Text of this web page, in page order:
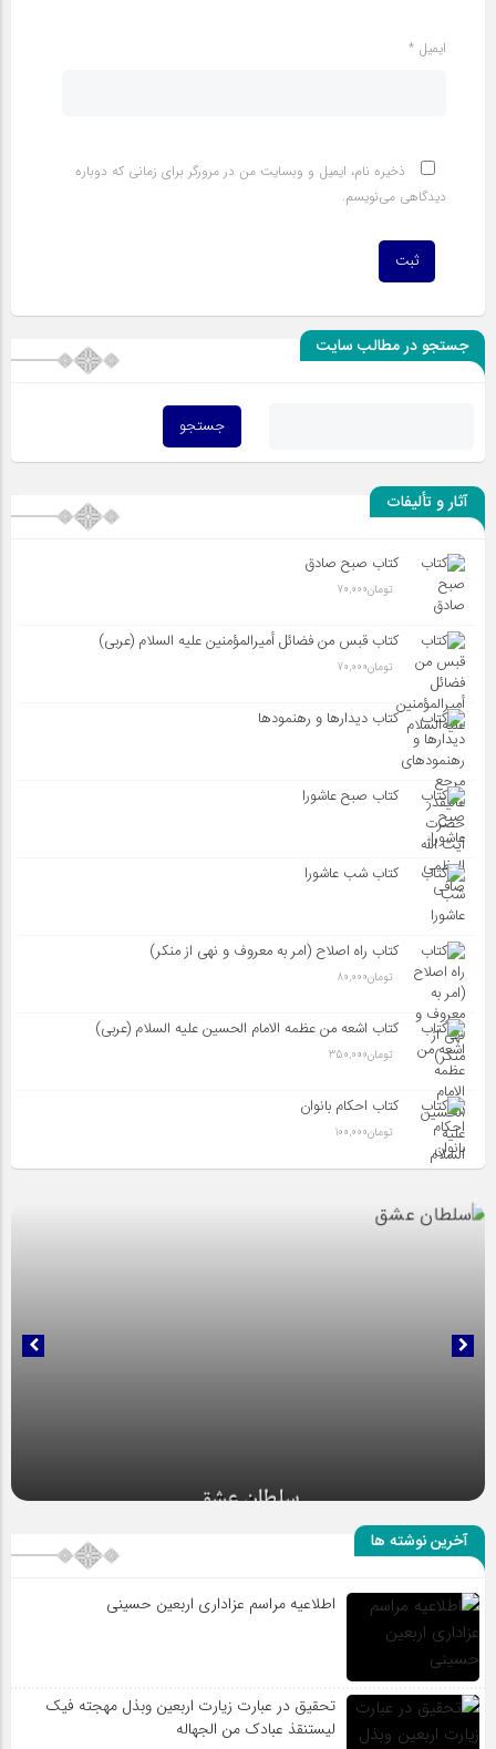
ایمیل *
ذخیره نام، ایمیل و وبسایت من در مرورگر برای زمانی که دوباره
دیدگاهی می‌نویسم.
جستجو در مطالب سایت
آثار و تألیفات
کتاب صبح صادق
تومان70,000
کتاب قبس من فضائل أميرالمؤمنين علیه السلام (عربی)
تومان70,000
کتاب دیدارها و رهنمودها
کتاب صبح عاشورا
کتاب شب عاشورا
کتاب راه اصلاح (امر به معروف و نهی از منکر)
تومان80,000
کتاب اشعه من عظمه الامام الحسین علیه السلام (عربی)
تومان350,000
کتاب احکام بانوان
تومان100,000
آخرین نوشته ها
اطلاعیه مراسم عزاداری اربعین حسینی
تحقیق در عبارت زیارت اربعین وبذل مهجته فیک
لیستنقذ عبادک من الجهاله